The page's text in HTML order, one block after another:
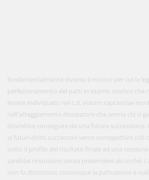
fondamentalmente diverso il motivo per cui la
perfezionamento dei patti in esame, motivo che
essere individuato nel c.d. votum captandae
nell'atteggiamento dissipatore che anima chi si
dovrebbe conseguire da una futura
ai futuri diritti successori verso corrispettivo (ciò
sotto il profilo del risultato finale ad una
sarebbe rinunziarvi senza pretendere alcunchè.
non fa distinzioni: comunque la pattuizione è